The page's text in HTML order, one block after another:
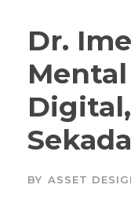
Dr.
BY ASSET